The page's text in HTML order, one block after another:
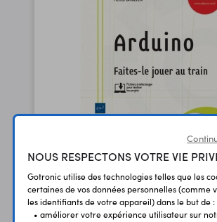
Arduino : Faites-le jouer au train
P. BARLIER
NOUS RESPECTONS VOTRE VIE
Gotronic utilise des technologies telles que les
certaines de vos données personnelles (comme
les identifiants de votre appareil) dans le but de :
• améliorer votre expérience utilisateur sur